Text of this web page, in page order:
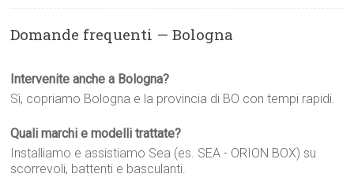
Domande frequenti — Bologna
Intervenite anche a Bologna?
Sì, copriamo Bologna e la provincia di BO con tempi rapidi.
Quali marchi e modelli trattate?
Installiamo e assistiamo Sea (es. SEA - ORION BOX) su
scorrevoli, battenti e basculanti.